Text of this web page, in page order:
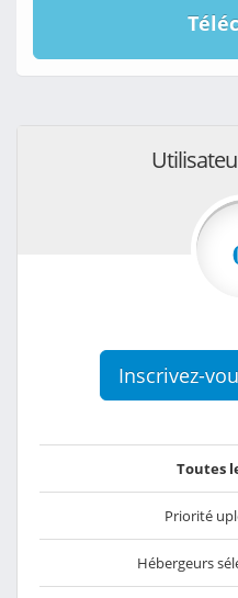
Inscrivez-
Toutes
Priorité
Hébergeurs